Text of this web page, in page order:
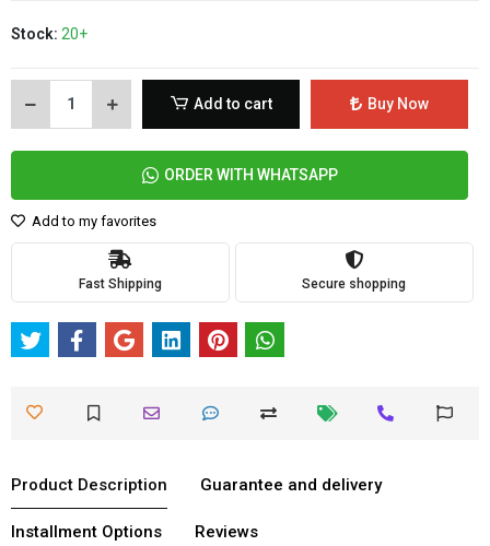
Stock: 20+
Add to cart Buy Now
ORDER WITH WHATSAPP
Add to my favorites
Fast Shipping Secure shopping
Product Description Guarantee and delivery
Installment Options Reviews